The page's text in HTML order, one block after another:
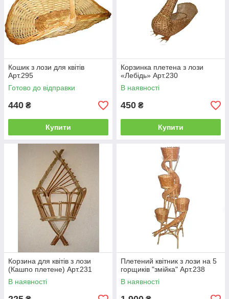
Кошик з лози для квітів
Арт.295
Готово до відправки
440 ₴
Купити
Корзинка плетена з лози
«Лебідь» Арт.230
В наявності
450 ₴
Купити
Корзина для квітів з лози
(Кашпо плетене) Арт.231
В наявності
Плетений квітник з лози на 5
горщиків "змійка" Арт.238
В наявності